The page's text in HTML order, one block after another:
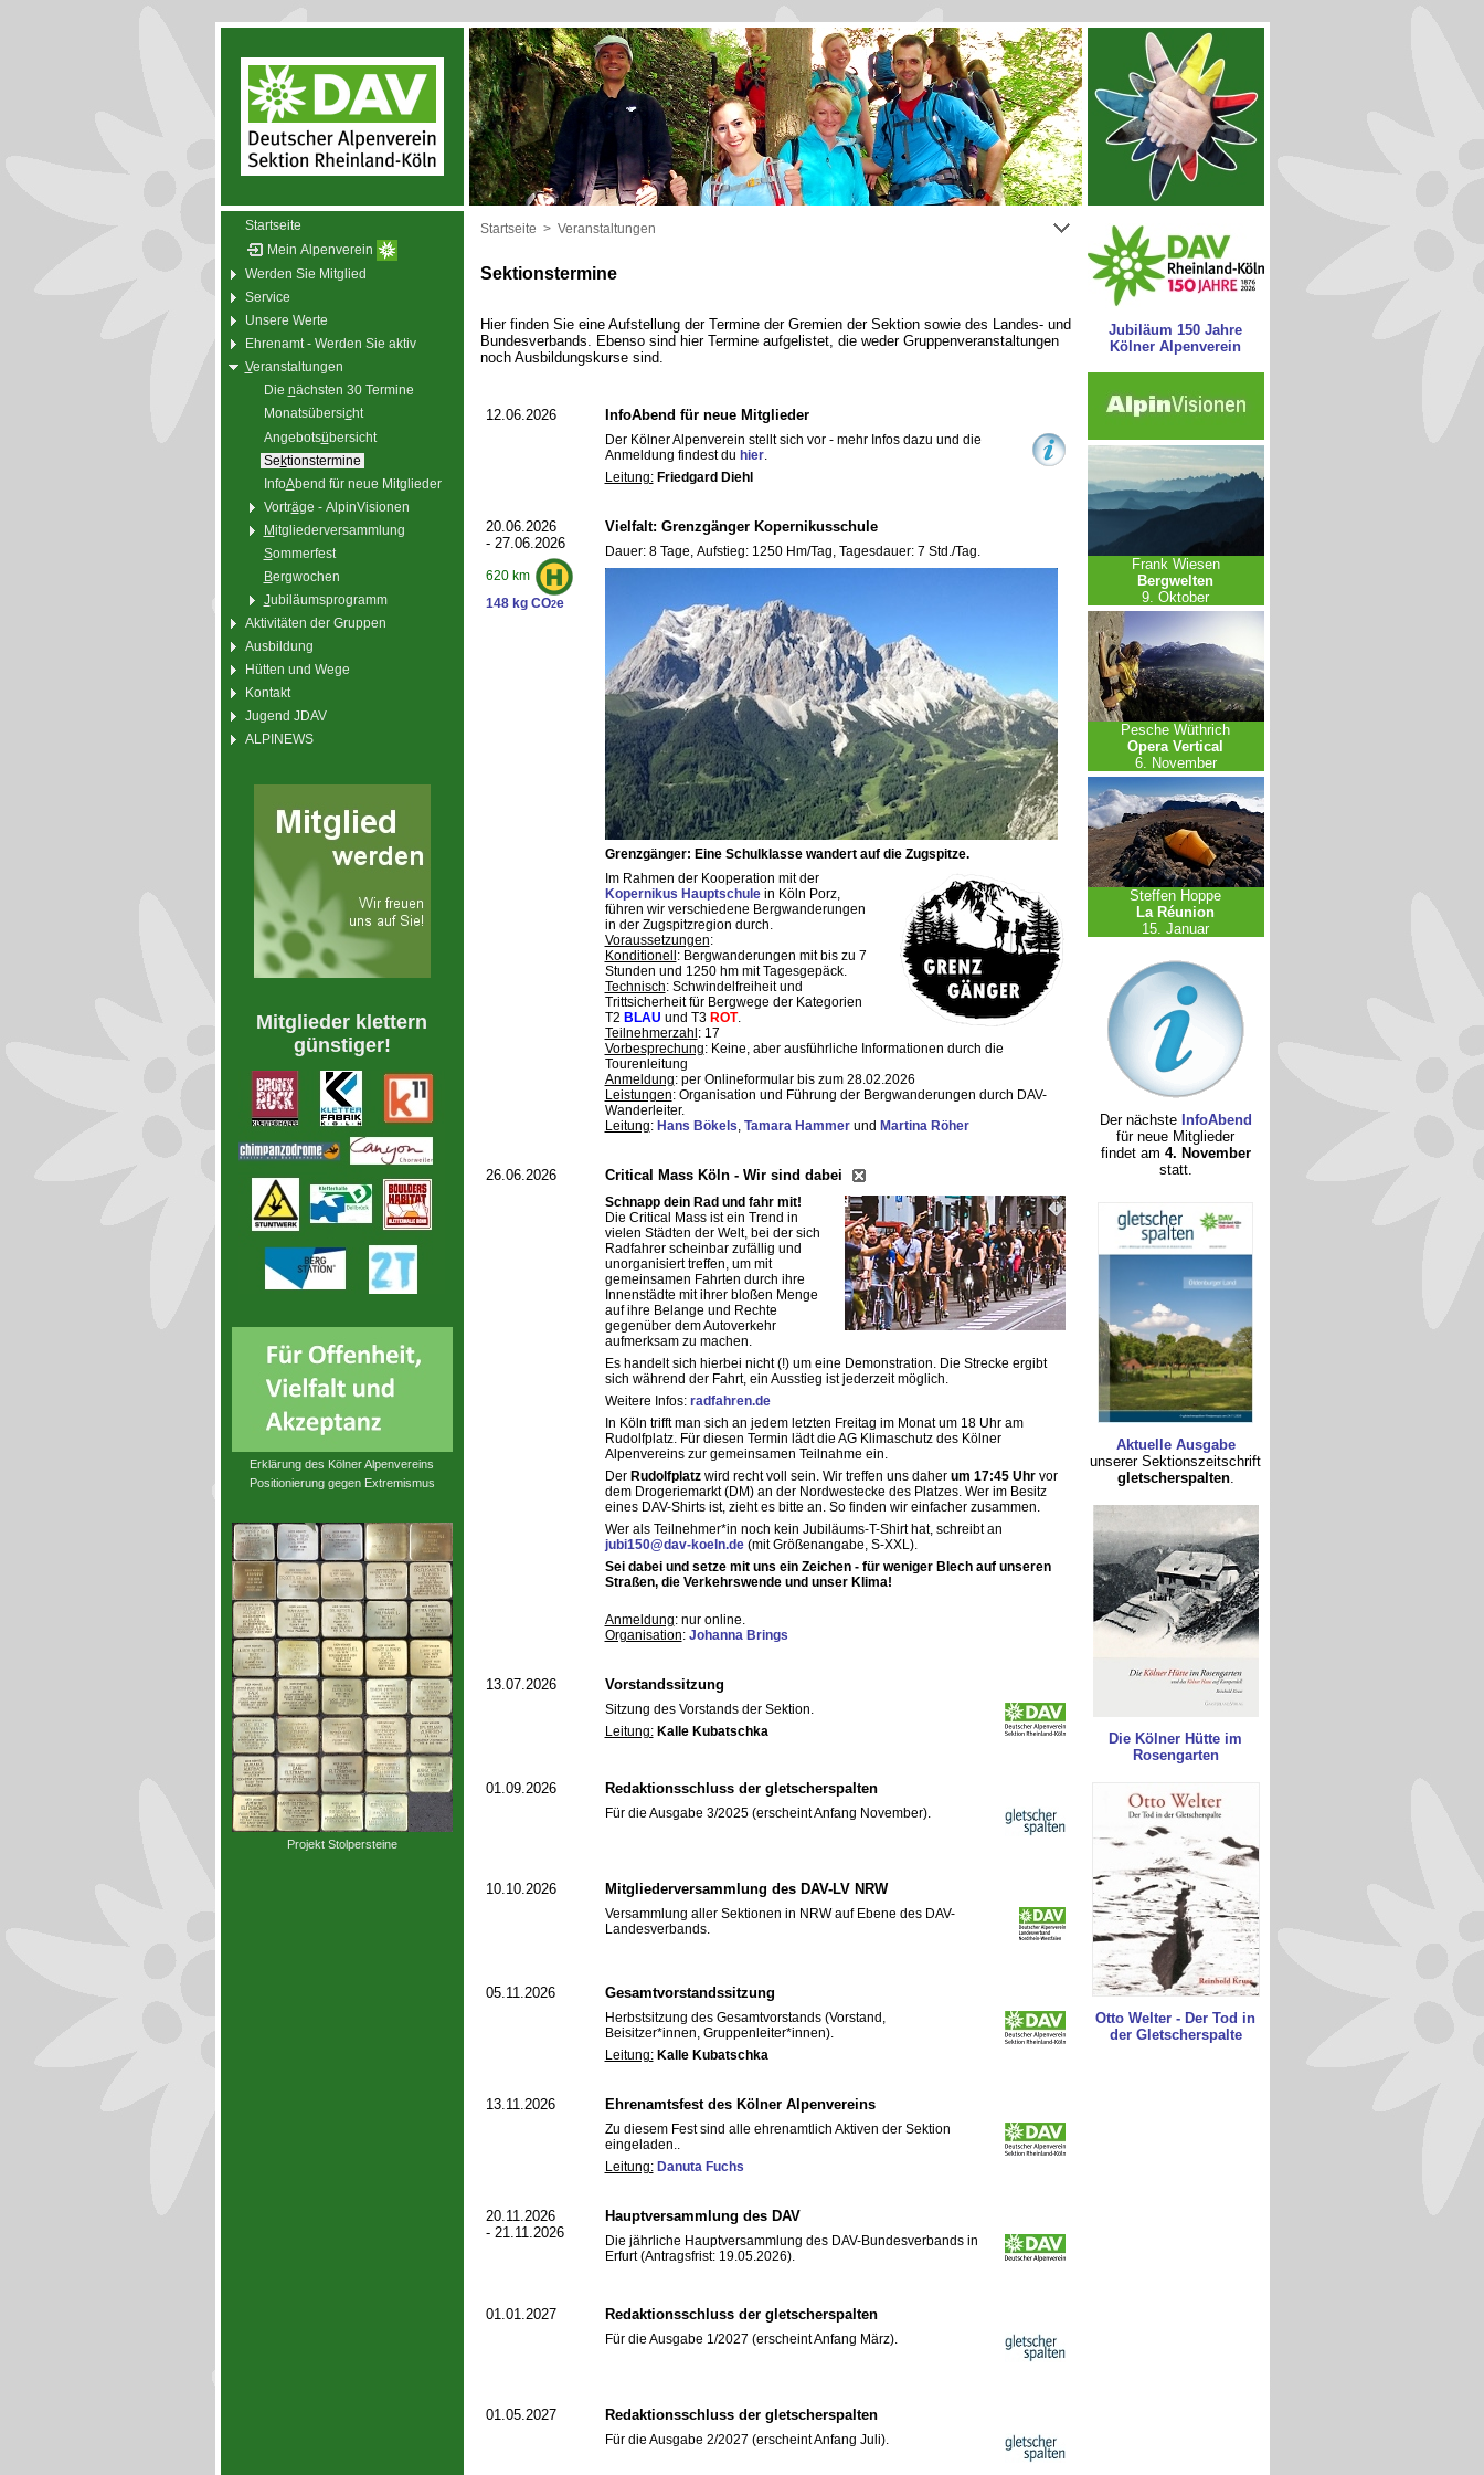
Startseite
Mein Alpenverein
Werden Sie Mitglied
Service
Unsere Werte
Ehrenamt - Werden Sie aktiv
Veranstaltungen
Die nächsten 30 Termine
Monatsübersicht
Angebotsübersicht
Sektionstermine
InfoAbend für neue Mitglieder
Vorträge - AlpinVisionen
Mitgliederversammlung
Sommerfest
Bergwochen
Jubiläumsprogramm
Aktivitäten der Gruppen
Ausbildung
Hütten und Wege
Kontakt
Jugend JDAV
ALPINEWS
Mitglieder klettern
günstiger!
Erklärung des Kölner Alpenvereins
Positionierung gegen Extremismus
Projekt Stolpersteine
Startseite > Veranstaltungen
Sektionstermine
Hier finden Sie eine Aufstellung der Termine der Gremien der Sektion sowie des Landes- und
Bundesverbands. Ebenso sind hier Termine aufgelistet, die weder Gruppenveranstaltungen
noch Ausbildungskurse sind.
12.06.2026 InfoAbend für neue Mitglieder
Der Kölner Alpenverein stellt sich vor - mehr Infos dazu und die
Anmeldung findest du hier.
Leitung: Friedgard Diehl
20.06.2026
- 27.06.2026
620 km
148 kg CO2e
Vielfalt: Grenzgänger Kopernikusschule
Dauer: 8 Tage, Aufstieg: 1250 Hm/Tag, Tagesdauer: 7 Std./Tag.
Grenzgänger: Eine Schulklasse wandert auf die Zugspitze.
Im Rahmen der Kooperation mit der
Kopernikus Hauptschulein Köln Porz,
führen wir verschiedene Bergwanderungen
in der Zugspitzregion durch.
Voraussetzungen:
Konditionell : Bergwanderungen mit bis zu 7
Stunden und 1250 hm mit Tagesgepäck.
Technisch: Schwindelfreiheit und
Trittsicherheit für Bergwege der Kategorien
T2 BLAU und T3 ROT.
Teilnehmerzahl : 17
Vorbesprechung: Keine, aber ausführliche Informationen durch die
Tourenleitung
Anmeldung: per Onlineformular bis zum 28.02.2026
Leistungen: Organisation und Führung der Bergwanderungen durch DAV-
Wanderleiter.
Leitung: Hans Bökels, Tamara Hammerund Martina Röher
26.06.2026 Critical Mass Köln - Wir sind dabei
Schnapp dein Rad und fahr mit!
Die Critical Mass ist ein Trend in
vielen Städten der Welt, bei der sich
Radfahrer scheinbar zufällig und
unorganisiert treffen, um mit
gemeinsamen Fahrten durch ihre
Innenstädte mit ihrer bloßen Menge
auf ihre Belange und Rechte
gegenüber dem Autoverkehr
aufmerksam zu machen.
Es handelt sich hierbei nicht (!) um eine Demonstration. Die Strecke ergibt
sich während der Fahrt, ein Ausstieg ist jederzeit möglich.
Weitere Infos: radfahren.de
In Köln trifft man sich an jedem letzten Freitag im Monat um 18 Uhr am
Rudolfplatz. Für diesen Termin lädt die AG Klimaschutz des Kölner
Alpenvereins zur gemeinsamen Teilnahme ein.
Der Rudolfplatzwird recht voll sein. Wir treffen uns daher um 17:45 Uhrvor
dem Drogeriemarkt (DM) an der Nordwestecke des Platzes. Wer im Besitz
eines DAV-Shirts ist, zieht es bitte an. So finden wir einfacher zusammen.
Wer als Teilnehmer*in noch kein Jubiläums-T-Shirt hat, schreibt an
jubi150@dav-koeln.de(mit Größenangabe, S-XXL).
Sei dabei und setze mit uns ein Zeichen - für weniger Blech auf unseren
Straßen, die Verkehrswende und unser Klima!
Anmeldung: nur online.
Organisation: Johanna Brings
13.07.2026 Vorstandssitzung
Sitzung des Vorstands der Sektion.
Leitung: Kalle Kubatschka
01.09.2026 Redaktionsschluss der gletscherspalten
Für die Ausgabe 3/2025 (erscheint Anfang November).
10.10.2026 Mitgliederversammlung des DAV-LV NRW
Versammlung aller Sektionen in NRW auf Ebene des DAV-
Landesverbands.
05.11.2026 Gesamtvorstandssitzung
Herbstsitzung des Gesamtvorstands (Vorstand,
Beisitzer*innen, Gruppenleiter*innen).
Leitung: Kalle Kubatschka
13.11.2026 Ehrenamtsfest des Kölner Alpenvereins
Zu diesem Fest sind alle ehrenamtlich Aktiven der Sektion
eingeladen..
Leitung: Danuta Fuchs
20.11.2026
- 21.11.2026
Hauptversammlung des DAV
Die jährliche Hauptversammlung des DAV-Bundesverbands in
Erfurt (Antragsfrist: 19.05.2026).
01.01.2027 Redaktionsschluss der gletscherspalten
Für die Ausgabe 1/2027 (erscheint Anfang März).
01.05.2027 Redaktionsschluss der gletscherspalten
Für die Ausgabe 2/2027 (erscheint Anfang Juli).
Jubiläum 150 Jahre
Kölner Alpenverein
Frank Wiesen
Bergwelten
9. Oktober
Pesche Wüthrich
Opera Vertical
6. November
Steffen Hoppe
La Réunion
15. Januar
Der nächste InfoAbend
für neue Mitglieder
findet am 4. November
statt.
Aktuelle Ausgabe
unserer Sektionszeitschrift
gletscherspalten.
Die Kölner Hütte im
Rosengarten
Otto Welter - Der Tod in
der Gletscherspalte